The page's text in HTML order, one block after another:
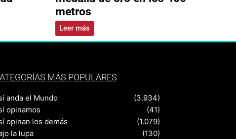
metros
Leer más
MÁS POPULARES
anda el Mundo
(3.934)
opinamos
(41)
opinan los demás
(1.079)
la lupa
(130)